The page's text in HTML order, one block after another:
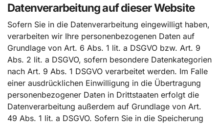
Datenverarbeitung auf dieser Website
Sofern Sie in die Datenverarbeitung eingewilligt haben,
verarbeiten wir Ihre personenbezogenen Daten auf
Grundlage von Art. 6 Abs. 1 lit. a DSGVO bzw. Art. 9
Abs. 2 lit. a DSGVO, sofern besondere Datenkategorien
nach Art. 9 Abs. 1 DSGVO verarbeitet werden. Im Falle
einer ausdrücklichen Einwilligung in die Übertragung
personenbezogener Daten in Drittstaaten erfolgt die
Datenverarbeitung außerdem auf Grundlage von Art.
49 Abs. 1 lit. a DSGVO. Sofern Sie in die Speicherung